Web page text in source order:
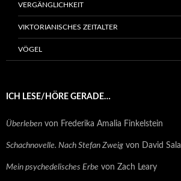
VERGÄNGLICHKEIT
VIKTORIANISCHES ZEITALTER
VÖGEL
ICH LESE/HÖRE GERADE…
Überleben von Frederika Amalia Finkelstein
Schachnovelle. Nach Stefan Zweig von David Sala
Mein psychedelisches Erbe von Zach Leary